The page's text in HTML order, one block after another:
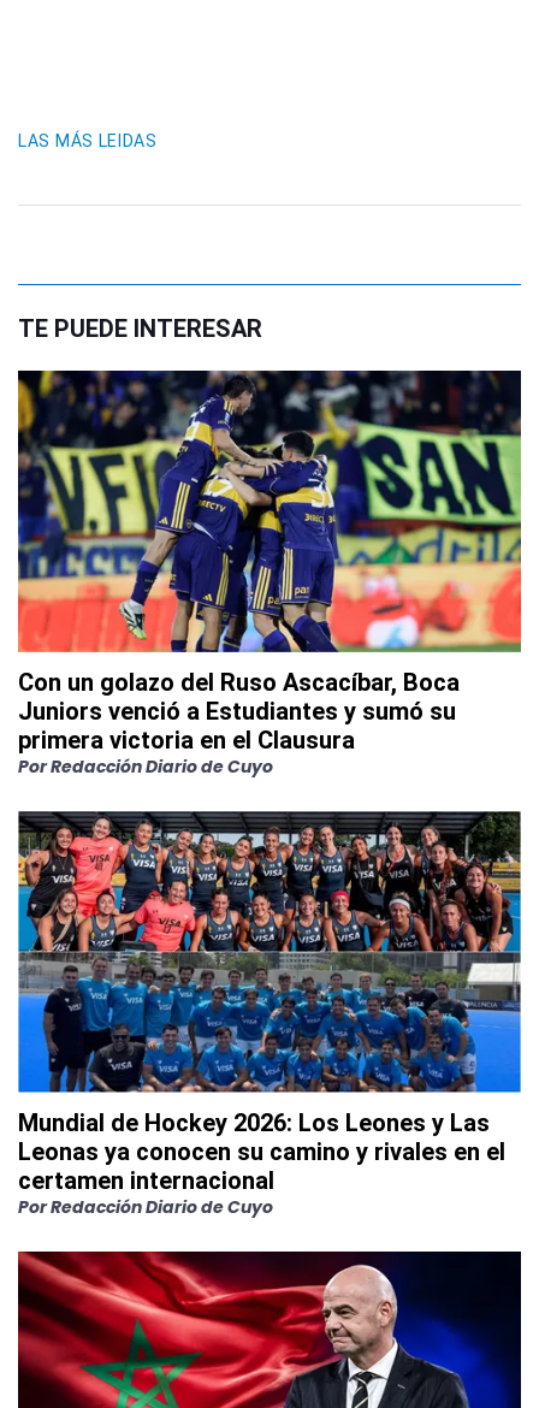
LAS MÁS LEIDAS
TE PUEDE INTERESAR
Con un golazo del Ruso Ascacíbar, Boca
Juniors venció a Estudiantes y sumó su
primera victoria en el Clausura
PorRedacción Diario de Cuyo
Mundial de Hockey 2026: Los Leones y Las
Leonas ya conocen su camino y rivales en el
certamen internacional
PorRedacción Diario de Cuyo